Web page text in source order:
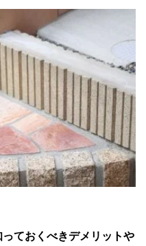
ておくべきデメリットや